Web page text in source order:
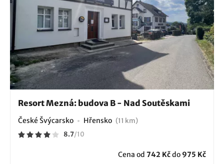
Resort Mezná: budova B - Nad Soutěskami
České Švýcarsko Hřensko (11 km)
8.7/10
Cena od 742 Kčdo 975 Kč